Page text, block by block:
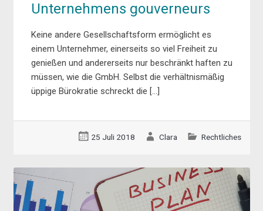
Unternehmens gouverneurs
Keine andere Gesellschaftsform ermöglicht es
einem Unternehmer, einerseits so viel Freiheit zu
genießen und andererseits nur beschränkt haften zu
müssen, wie die GmbH. Selbst die verhältnismäßig
üppige Bürokratie schreckt die […]
25 Juli 2018 Clara Rechtliches